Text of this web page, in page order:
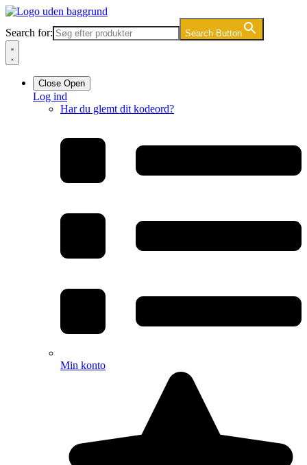
Videre
indhold
Search for: Search Button
Close Open
Log ind
Har du glemt dit kodeord?
Min konto